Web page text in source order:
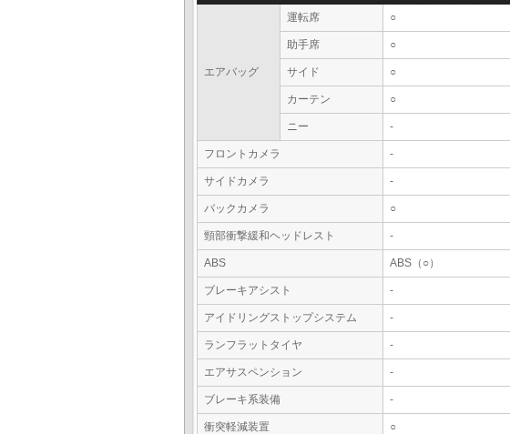
エアバッグ
運転席 ○
助手席 ○
サイド ○
カーテン ○
ニー -
フロントカメラ -
サイドカメラ -
バックカメラ ○
頸部衝撃緩和ヘッドレスト -
ABS ABS（○）
ブレーキアシスト -
アイドリングストップシステム -
ランフラットタイヤ -
エアサスペンション -
ブレーキ系装備 -
衝突軽減装置 ○